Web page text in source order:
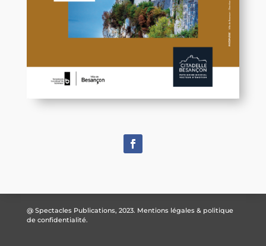
@ Spectacles Publications, 2023. Mentions légales & politique
de confidentialité.